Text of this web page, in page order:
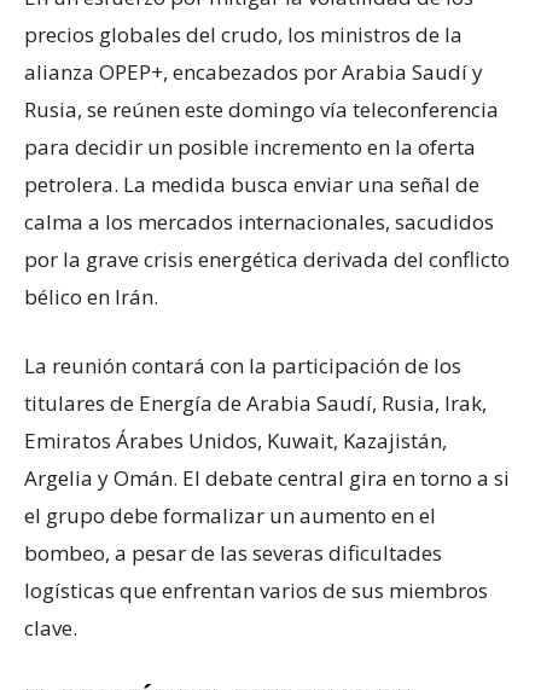
precios globales del crudo, los ministros de la
alianza OPEP+, encabezados por Arabia Saudí y
Rusia, se reúnen este domingo vía teleconferencia
para decidir un posible incremento en la oferta
petrolera. La medida busca enviar una señal de
calma a los mercados internacionales, sacudidos
por la grave crisis energética derivada del conflicto
bélico en Irán.
La reunión contará con la participación de los
titulares de Energía de Arabia Saudí, Rusia, Irak,
Emiratos Árabes Unidos, Kuwait, Kazajistán,
Argelia y Omán. El debate central gira en torno a si
el grupo debe formalizar un aumento en el
bombeo, a pesar de las severas dificultades
logísticas que enfrentan varios de sus miembros
clave.